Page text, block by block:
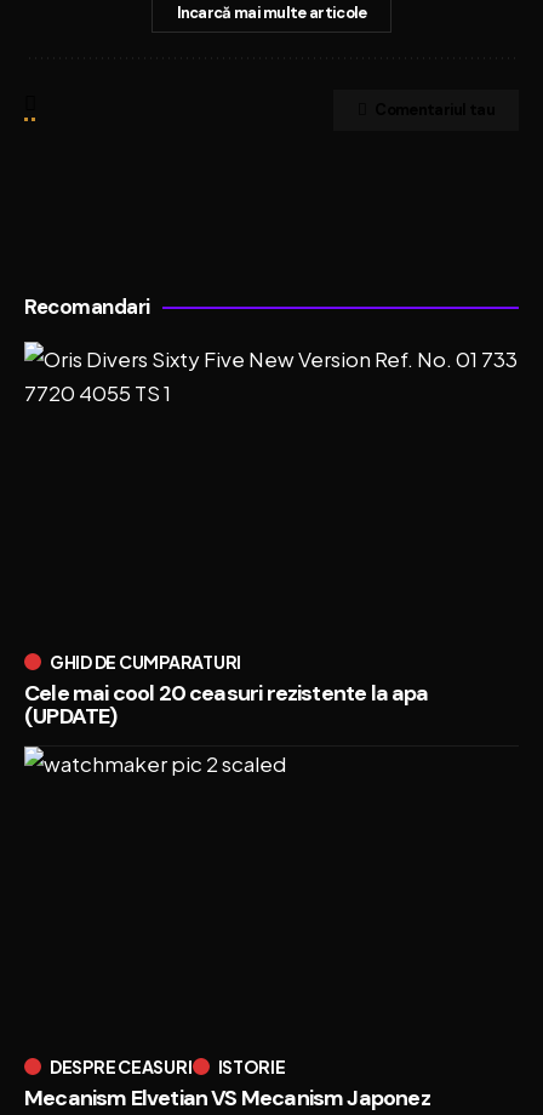
Incarcă mai multe articole
Recomandari
GHID DE CUMPARATURI
Cele mai cool 20 ceasuri rezistente la apa
(UPDATE)
DESPRE CEASURI ISTORIE
Mecanism Elvetian VS Mecanism Japonez